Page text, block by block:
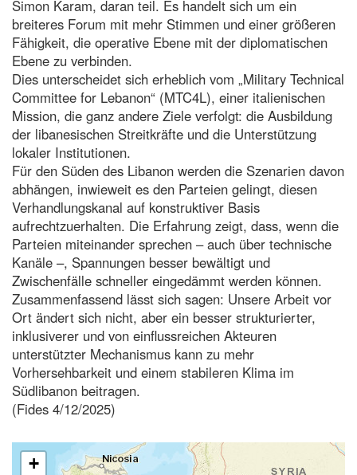
Simon Karam, daran teil. Es handelt sich um ein
breiteres Forum mit mehr Stimmen und einer größeren
Fähigkeit, die operative Ebene mit der diplomatischen
Ebene zu verbinden.
Dies unterscheidet sich erheblich vom „Military Technical
Committee for Lebanon“ (MTC4L), einer italienischen
Mission, die ganz andere Ziele verfolgt: die Ausbildung
der libanesischen Streitkräfte und die Unterstützung
lokaler Institutionen.
Für den Süden des Libanon werden die Szenarien davon
abhängen, inwieweit es den Parteien gelingt, diesen
Verhandlungskanal auf konstruktiver Basis
aufrechtzuerhalten. Die Erfahrung zeigt, dass, wenn die
Parteien miteinander sprechen – auch über technische
Kanäle –, Spannungen besser bewältigt und
Zwischenfälle schneller eingedämmt werden können.
Zusammenfassend lässt sich sagen: Unsere Arbeit vor
Ort ändert sich nicht, aber ein besser strukturierter,
inklusiverer und von einflussreichen Akteuren
unterstützter Mechanismus kann zu mehr
Vorhersehbarkeit und einem stabileren Klima im
Südlibanon beitragen.
(Fides 4/12/2025)
+